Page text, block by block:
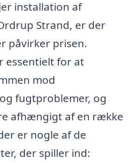
installation af
Strand, er der
påvirker prisen.
essentielt for at
mod
fugtproblemer, og
afhængigt af en række
er nogle af de
der spiller ind: